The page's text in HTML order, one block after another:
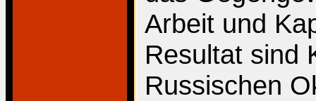
Arbeit und
Resultat sind
Russischen